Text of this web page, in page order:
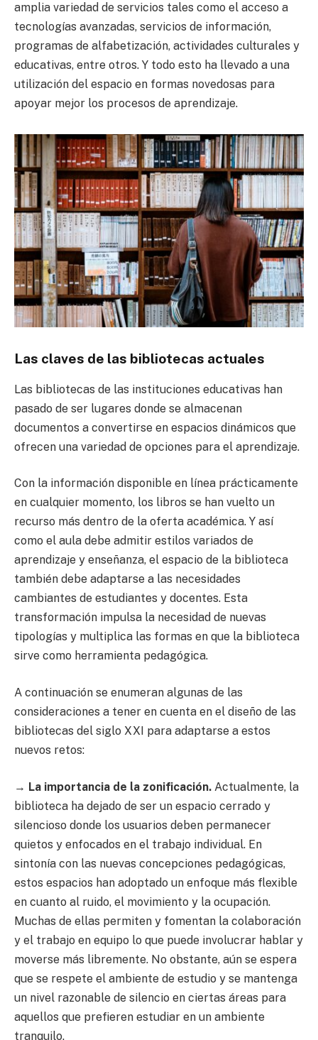
amplia variedad de servicios tales como el acceso a
tecnologías avanzadas, servicios de información,
programas de alfabetización, actividades culturales y
educativas, entre otros. Y todo esto ha llevado a una
utilización del espacio en formas novedosas para
apoyar mejor los procesos de aprendizaje.
Las claves de las bibliotecas actuales
Las bibliotecas de las instituciones educativas han
pasado de ser lugares donde se almacenan
documentos a convertirse en espacios dinámicos que
ofrecen una variedad de opciones para el aprendizaje.
Con la información disponible en línea prácticamente
en cualquier momento, los libros se han vuelto un
recurso más dentro de la oferta académica. Y así
como el aula debe admitir estilos variados de
aprendizaje y enseñanza, el espacio de la biblioteca
también debe adaptarse a las necesidades
cambiantes de estudiantes y docentes. Esta
transformación impulsa la necesidad de nuevas
tipologías y multiplica las formas en que la biblioteca
sirve como herramienta pedagógica.
A continuación se enumeran algunas de las
consideraciones a tener en cuenta en el diseño de las
bibliotecas del siglo XXI para adaptarse a estos
nuevos retos:
→ La importancia de la zonificación. Actualmente, la
biblioteca ha dejado de ser un espacio cerrado y
silencioso donde los usuarios deben permanecer
quietos y enfocados en el trabajo individual. En
sintonía con las nuevas concepciones pedagógicas,
estos espacios han adoptado un enfoque más flexible
en cuanto al ruido, el movimiento y la ocupación.
Muchas de ellas permiten y fomentan la colaboración
y el trabajo en equipo lo que puede involucrar hablar y
moverse más libremente. No obstante, aún se espera
que se respete el ambiente de estudio y se mantenga
un nivel razonable de silencio en ciertas áreas para
aquellos que prefieren estudiar en un ambiente
tranquilo.